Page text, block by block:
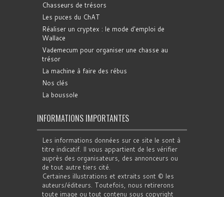
Chasseurs de trésors
Les puces du ChAT
Réaliser un cryptex : le mode d'emploi de
Wallace
Vademecum pour organiser une chasse au
trésor
La machine à faire des rébus
Nos clés
La boussole
INFORMATIONS IMPORTANTES
Les informations données sur ce site le sont à
titre indicatif. Il vous appartient de les vérifier
auprès des organisateurs, des annonceurs ou
de tout autre tiers cité.
Certaines illustrations et extraits sont © les
auteurs/éditeurs. Toutefois, nous retirerons
toute image ou tout contenu sous copyright